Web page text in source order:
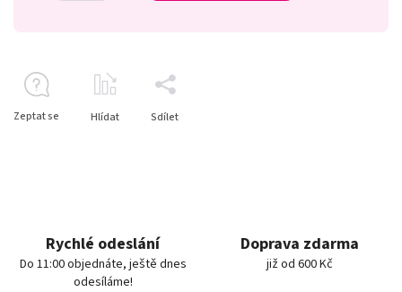
Zeptat se Hlídat Sdílet
Rychlé odeslání
Do 11:00 objednáte, ještě dnes
odesíláme!
Doprava zdarma
již od 600 Kč